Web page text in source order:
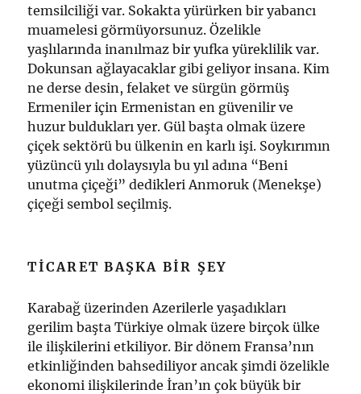
temsilciliği var. Sokakta yürürken bir yabancı
muamelesi görmüyorsunuz. Özelikle
yaşlılarında inanılmaz bir yufka yüreklilik var.
Dokunsan ağlayacaklar gibi geliyor insana. Kim
ne derse desin, felaket ve sürgün görmüş
Ermeniler için Ermenistan en güvenilir ve
huzur buldukları yer. Gül başta olmak üzere
çiçek sektörü bu ülkenin en karlı işi. Soykırımın
yüzüncü yılı dolaysıyla bu yıl adına “Beni
unutma çiçeği” dedikleri Anmoruk (Menekşe)
çiçeği sembol seçilmiş.
TICARET BAŞKA BIR ŞEY
Karabağ üzerinden Azerilerle yaşadıkları
gerilim başta Türkiye olmak üzere birçok ülke
ile ilişkilerini etkiliyor. Bir dönem Fransa’nın
etkinliğinden bahsediliyor ancak şimdi özelikle
ekonomi ilişkilerinde İran’ın çok büyük bir